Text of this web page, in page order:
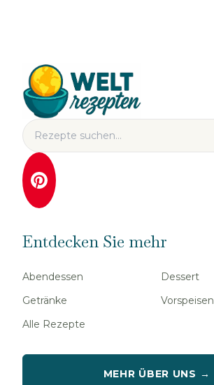
Entdecken Sie mehr
Abendessen
Dessert
Getränke
Vorspeisen
Alle Rezepte
MEHR ÜBER UNS →